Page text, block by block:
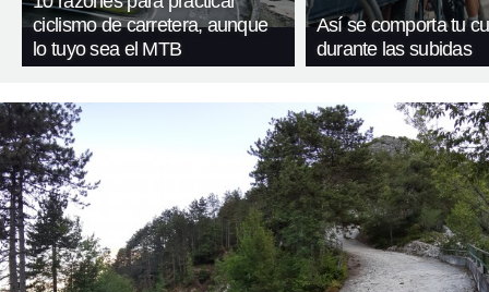
ciclismo de carretera, aunque
lo tuyo sea el MTB
Así se comporta tu
durante las subidas